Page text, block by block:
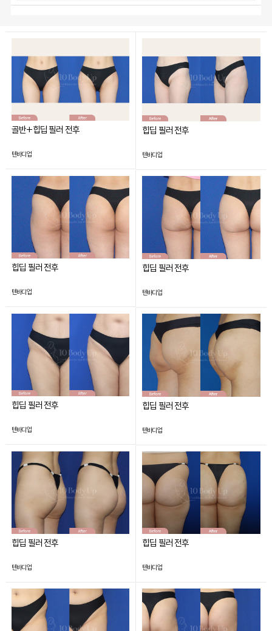
골반+힙딥 필러 전후
텐바디업
힙딥 필러 전후
텐바디업
힙딥 필러 전후
텐바디업
힙딥 필러 전후
텐바디업
힙딥 필러 전후
텐바디업
힙딥 필러 전후
텐바디업
힙딥 필러 전후
텐바디업
힙딥 필러 전후
텐바디업